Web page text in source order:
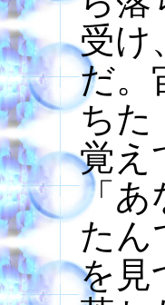
受け
だ。
ちた
覚え
「あ
たん
を見